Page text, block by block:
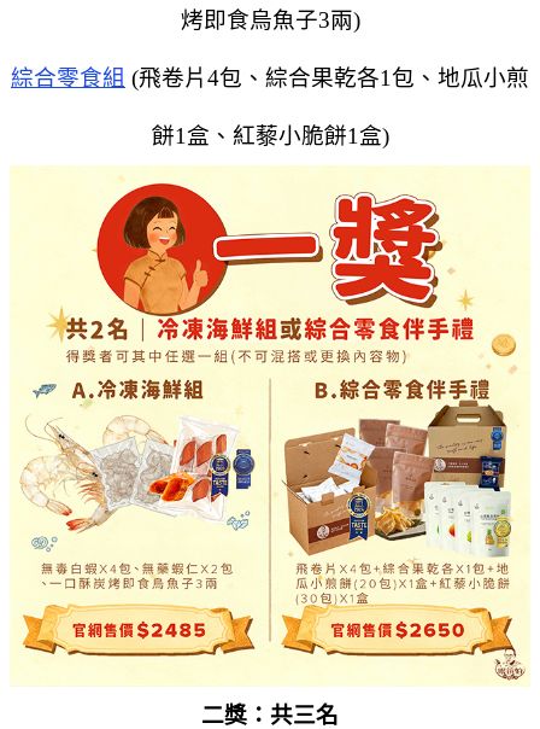
烤即食烏魚子3兩)
綜合零食組 (飛卷片4包、綜合果乾各1包、地瓜小煎
餅1盒、紅藜小脆餅1盒)
二獎：共三名